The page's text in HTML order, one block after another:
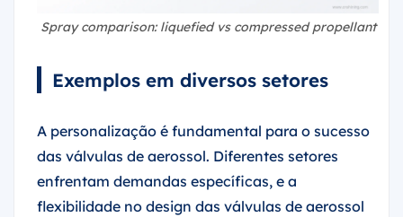
Spray comparison: liquefied vs compressed propellant
Exemplos em diversos setores
A personalização é fundamental para o sucesso
das válvulas de aerossol. Diferentes setores
enfrentam demandas específicas, e a
flexibilidade no design das válvulas de aerossol